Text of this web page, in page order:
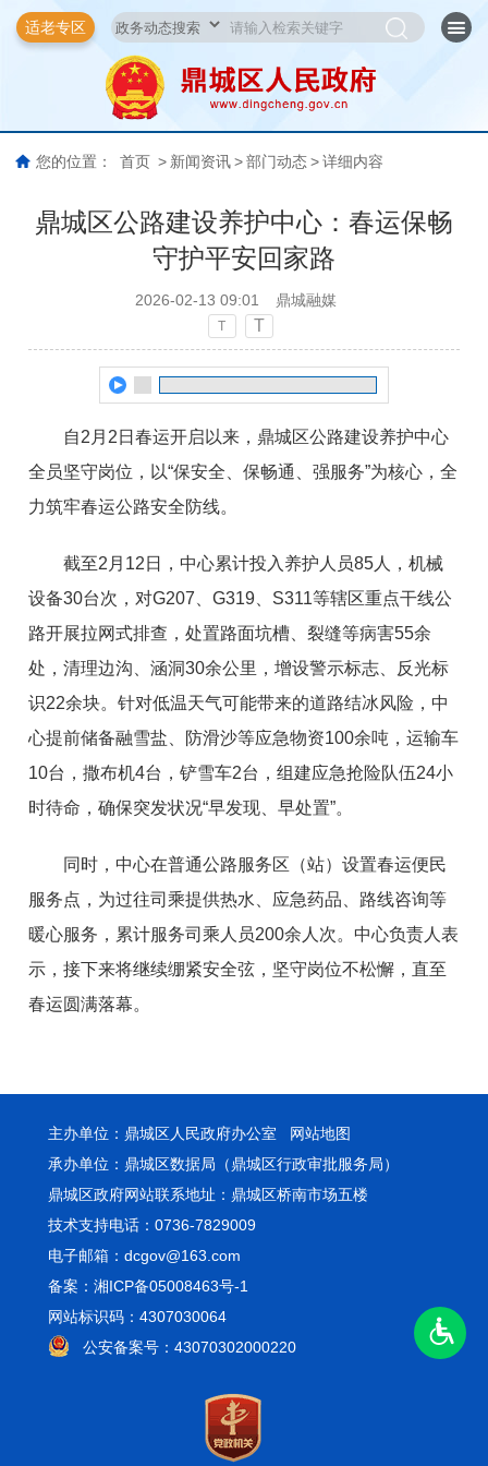
适老专区
您的位置： 首页 > 新闻资讯 > 部门动态 > 详细内容
鼎城区公路建设养护中心：春运保畅
守护平安回家路
2026-02-13 09:01 鼎城融媒
T T
自2月2日春运开启以来，鼎城区公路建设养护中心
全员坚守岗位，以“保安全、保畅通、强服务”为核心，全
力筑牢春运公路安全防线。
截至2月12日，中心累计投入养护人员85人，机械
设备30台次，对G207、G319、S311等辖区重点干线公
路开展拉网式排查，处置路面坑槽、裂缝等病害55余
处，清理边沟、涵洞30余公里，增设警示标志、反光标
识22余块。针对低温天气可能带来的道路结冰风险，中
心提前储备融雪盐、防滑沙等应急物资100余吨，运输车
10台，撒布机4台，铲雪车2台，组建应急抢险队伍24小
时待命，确保突发状况“早发现、早处置”。
同时，中心在普通公路服务区（站）设置春运便民
服务点，为过往司乘提供热水、应急药品、路线咨询等
暖心服务，累计服务司乘人员200余人次。中心负责人表
示，接下来将继续绷紧安全弦，坚守岗位不松懈，直至
春运圆满落幕。
主办单位：鼎城区人民政府办公室 网站地图
承办单位：鼎城区数据局（鼎城区行政审批服务局）
鼎城区政府网站联系地址：鼎城区桥南市场五楼
技术支持电话：0736-7829009
电子邮箱：dcgov@163.com
备案：湘ICP备05008463号-1
网站标识码：4307030064
公安备案号：43070302000220